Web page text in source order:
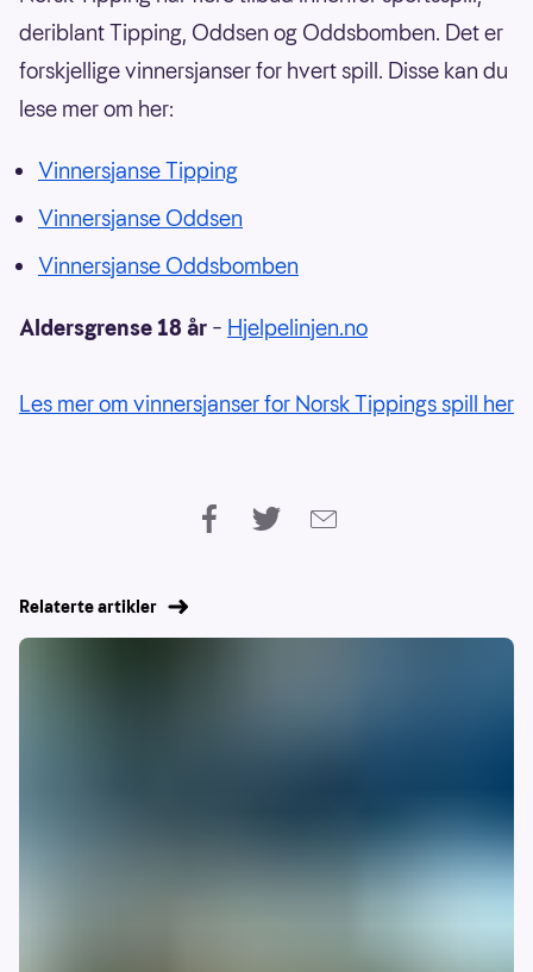
deriblant Tipping, Oddsen og Oddsbomben. Det er
forskjellige vinnersjanser for hvert spill. Disse kan du
lese mer om her:
Vinnersjanse Tipping
Vinnersjanse Oddsen
Vinnersjanse Oddsbomben
Aldersgrense 18 år – Hjelpelinjen.no
Les mer om vinnersjanser for Norsk Tippings spill her
Relaterte artikler